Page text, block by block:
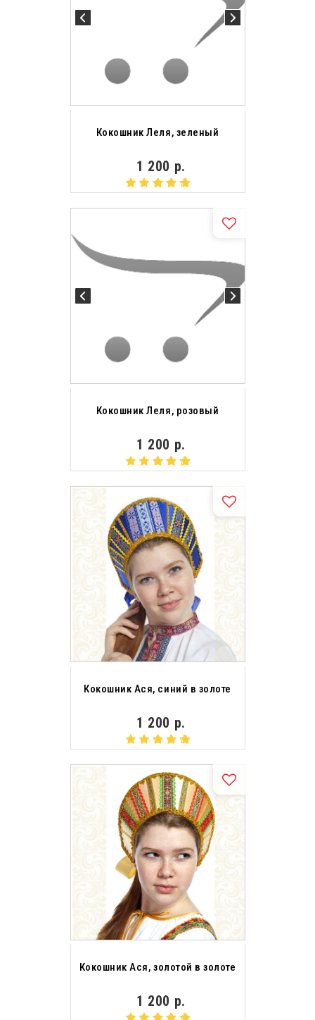
Кокошник Леля, зеленый
1 200 р.
Кокошник Леля, розовый
1 200 р.
Кокошник Ася, синий в золоте
1 200 р.
Кокошник Ася, золотой в золоте
1 200 р.